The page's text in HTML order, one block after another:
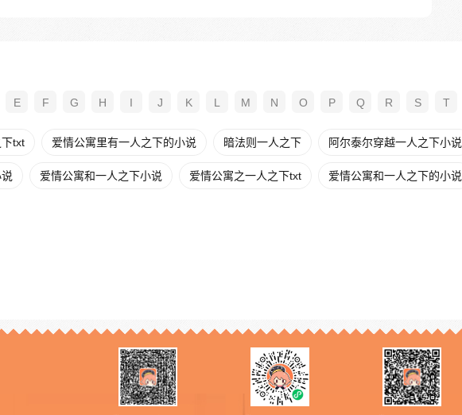
E F G H I J K L M N O P Q R S T
txt 爱情公寓里有一人之下的小说 暗法则一人之下 阿尔泰尔穿越一人之下小说
爱情公寓和一人之下小说 爱情公寓之一人之下txt 爱情公寓和一人之下的小说